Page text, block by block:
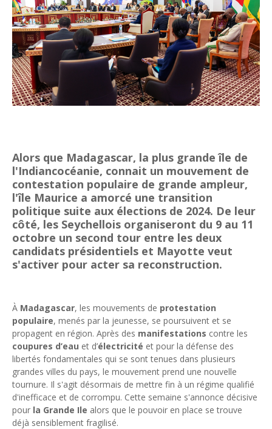
Tsirisoa Edition-Jul 15 2026
Jeux vidéo : Supercell parie sur les studios africains
Unknown
-Jul 13 2026
Intelligence artificielle : le "Sud global" joue sa partition
Unknown-Jul 06 2026
Chine : des investissements à l'étranger plus encadrés
Unknown
Jul 01 2026
Economie hôtelière : la connectivité comme levier
Neutralité carbone : les "Iles Vanille" poussent leurs pions
Unknown-Jun 18 2026
Rendez-vous golfique : Mazagan joue sa carte
Unknown -Jun 11 2026
Course à l'IA : Meta envisage une importante levée de fonds
Unknown -Jun 06 2026
Banques centrales : indépendantes jusqu'où ?
Unknown-Jun 02 2026
VTC : Yango Group veut accélérer en Afrique
Tsirisoa Edition-May 13 2026
Art et médias sociaux : à l'ère de la "présence ciblée"
Unknown- May 09 2026
Tourisme : l'Afrique fait le pari du luxe et de la durabilité
Unknown- May 03 2026
Economie : quand le roi dollar grince
Unknown
Tourisme : le Maroc confirme sa vitalité
Unknown-Aug 07 2026
Alors que Madagascar, la plus grande île de
l'Indiancocéanie, connait un mouvement de
contestation populaire de grande ampleur,
l'île Maurice a amorcé une transition
politique suite aux élections de 2024. De leur
côté, les Seychellois organiseront du 9 au 11
octobre un second tour entre les deux
candidats présidentiels et Mayotte veut
s'activer pour acter sa reconstruction.
À Madagascar, les mouvements de protestation
populaire, menés par la jeunesse, se poursuivent et se
propagent en région. Après des manifestations contre les
coupures d’eau et d’électricité et pour la défense des
libertés fondamentales qui se sont tenues dans plusieurs
grandes villes du pays, le mouvement prend une nouvelle
tournure. Il s'agit désormais de mettre fin à un régime qualifié
d'inefficace et de corrompu. Cette semaine s'annonce décisive
pour la Grande Ile alors que le pouvoir en place se trouve
déjà sensiblement fragilisé.